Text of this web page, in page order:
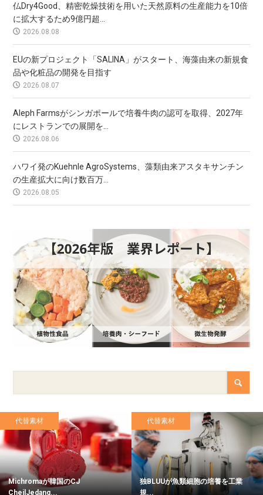
仏Dry4Good、精密乾燥技術を用いた天然原料の生産能力を10倍
に拡大するため9億円超...
2026.08.08
EUの新プロジェクト「SALINA」がスタート、海藻由来の新規食
品や化粧品の開発を目指す
2026.08.07
Aleph Farmsがシンガポールで培養牛肉の認可を取得、2027年
にレストランでの展開を...
2026.08.06
ハワイ発のKuehnle AgroSystems、藻類由来アスタキサンチン
の生産拡大に向け数百万...
2026.08.05
代替素材
Michromaが韓国のCJ
CheilJedang...
代替素材
独BLUUが魚類細胞の培養を工業
規...